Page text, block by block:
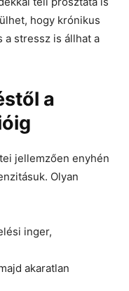
hogy krónikus
a stressz is állhat a
a
jellemzően enyhén
Olyan
inger,
akaratlan